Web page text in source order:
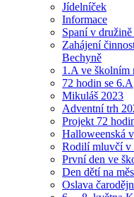
Jídelníček
Informace
Spaní v
Zahájení
Bechyně
1.A ve školním
72 hodin se 6.A
Mikuláš 2023
Adventní trh
Projekt 72
Halloweenská
Rodilí mluvčí v
První den ve
Den dětí na
Oslava